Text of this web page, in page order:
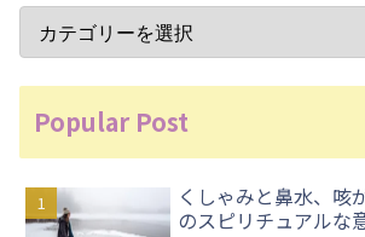
Popular Post
くしゃみと鼻水、咳
のスピリチュアルな